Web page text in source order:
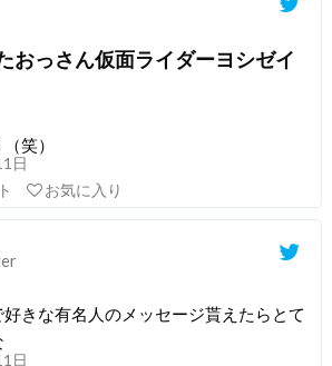
おっさん仮面ライダーヨシゼイ
笑）
日
お気に入り
きな有名人のメッセージ貰えたらとて
日